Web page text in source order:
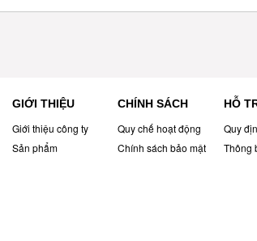
GIỚI THIỆU
Giới thiệu công ty
Sản phẩm
CHÍNH SÁCH
Quy chế hoạt động
Chính sách bảo mật
HỖ
Quy
Thông